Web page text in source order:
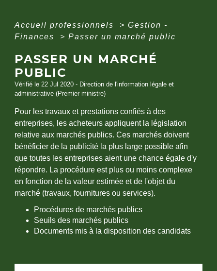
Accueil professionnels > Gestion -
Finances
> Passer un marché public
PASSER UN MARCHÉ
PUBLIC
Vérifié le 22 Jul 2020 - Direction de l'information légale et
administrative (Premier ministre)
Pour les travaux et prestations confiés à des
entreprises, les acheteurs appliquent la législation
relative aux marchés publics. Ces marchés doivent
bénéficier de la publicité la plus large possible afin
que toutes les entreprises aient une chance égale d'y
répondre. La procédure est plus ou moins complexe
en fonction de la valeur estimée et de l'objet du
marché (travaux, fournitures ou services).
Procédures de marchés publics
Seuils des marchés publics
Documents mis à la disposition des candidats